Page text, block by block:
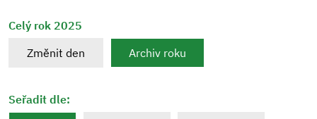
Celý rok 2025
Změnit den
Archiv roku
Seřadit dle: